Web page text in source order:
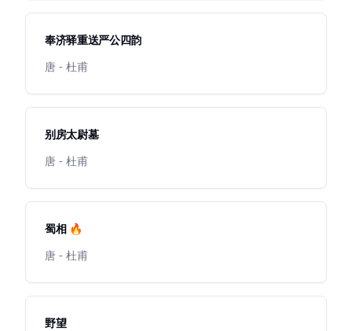
奉济驿重送严公四韵
唐 - 杜甫
别房太尉墓
唐 - 杜甫
蜀相 🔥
唐 - 杜甫
野望